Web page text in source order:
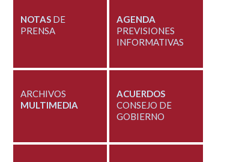
NOTASDE
PRENSA
AGENDA
PREVISIONES
INFORMATIVAS
ARCHIVOS
MULTIMEDIA
ACUERDOS
CONSEJO DE
GOBIERNO